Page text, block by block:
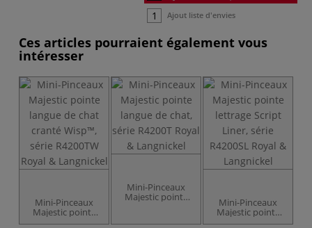
Ajout liste d'envies
Ces articles pourraient également vous
intéresser
Mini-Pinceaux
Majestic pointe
langue de chat
Mini-Pinceaux
Majestic pointe Mini-Pinceaux
Majestic pointe
lettrage Script